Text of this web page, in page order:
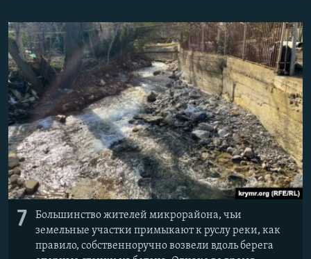
7
Большинство жителей микрорайона, чьи
земельные участки примыкают к руслу реки, как
правило, собственноручно возвели вдоль берега